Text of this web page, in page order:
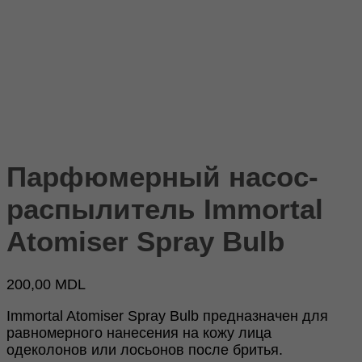
Парфюмерный насос-
распылитель Immortal
Atomiser Spray Bulb
200,00 MDL
Immortal Atomiser Spray Bulb предназначен для
равномерного нанесения на кожу лица
одеколонов или лосьонов после бритья.